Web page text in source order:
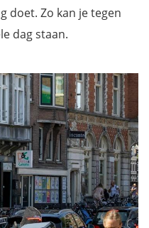
doet. Zo kan je tegen
dag staan.